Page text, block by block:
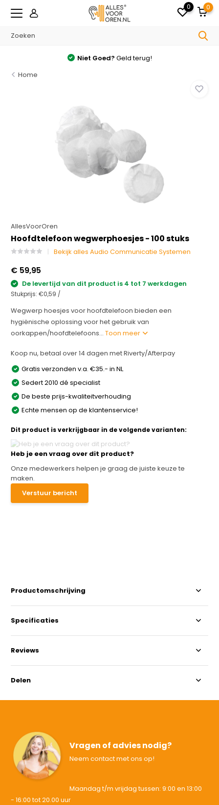
0 0
Niet Goed? Geld terug!
Home
AllesVoorOren
Hoofdtelefoon wegwerphoesjes - 100 stuks
Bekijk alles Audio Communicatie Systemen
€ 59,95
De levertijd van dit product is 4 tot 7 werkdagen
Stukprijs:€0,59 /
Wegwerp hoesjes voor hoofdtelefoon bieden een
hygiënische oplossing voor het gebruik van
oorkappen/hoofdtelefoons...Toon meer
Koop nu, betaal over 14 dagen met Riverty/Afterpay
Gratis verzonden v.a. €35.- in NL
Sedert 2010 dé specialist
De beste prijs-kwaliteitverhouding
Echte mensen op de klantenservice!
Dit product is verkrijgbaar in de volgende varianten:
Heb je een vraag over dit product?
Onze medewerkers helpen je graag de juiste keuze te
maken.
Verstuur bericht
Productomschrijving
Specificaties
Reviews
Delen
Vragen of advies nodig?
Neem contact met ons op!
Maandag t/m vrijdag tussen: 9:00 en 13:00
- 16:00 tot 20.00 uur